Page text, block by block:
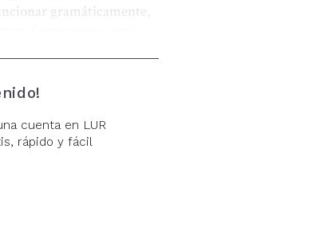
gramáticamente,
que buscan la
abstracto para
la existencia de
manera conviven
La verdad es una
cuenta en LUR
rápido y fácil